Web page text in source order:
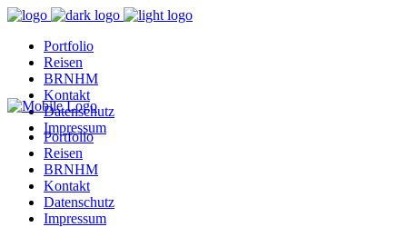
Portfolio
Reisen
BRNHM
Kontakt
Datenschutz
Impressum
Portfolio
Reisen
BRNHM
Kontakt
Datenschutz
Impressum